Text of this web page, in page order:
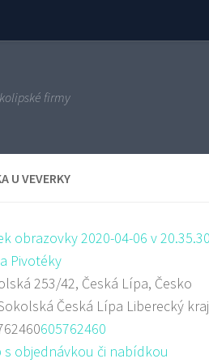
firmy
U VEVERKY
Pivotéky
253/42, Česká Lípa, Česko
Česká Lípa Liberecký kraj
605762460
s objednávkou či nabídkou